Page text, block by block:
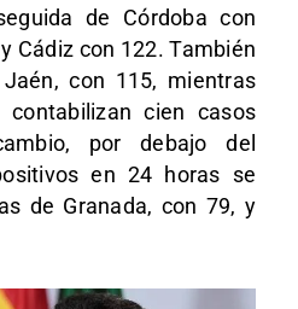
de Córdoba con
Cádiz con 122. También
con 115, mientras
cien casos
por debajo del
en 24 horas se
de Granada, con 79, y